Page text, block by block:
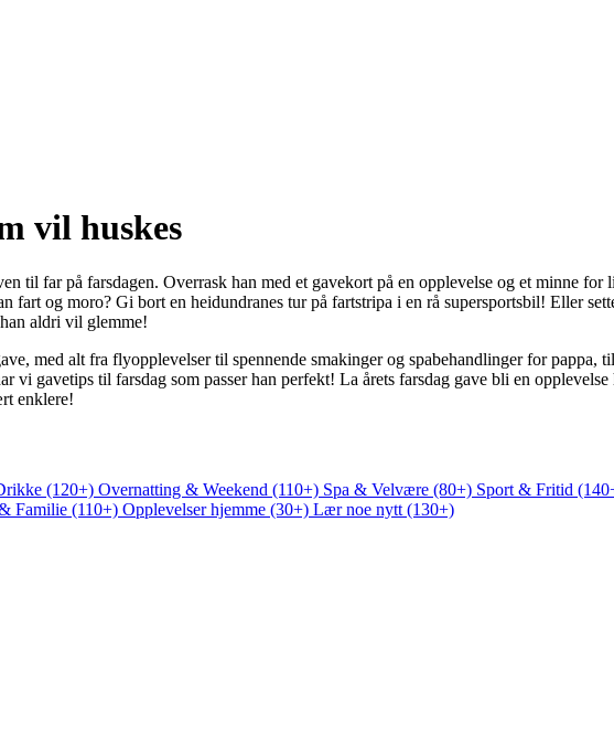
vil huskes
til far på farsdagen. Overrask han med et gavekort på en opplevelse og et minne
fart og moro? Gi bort en heidundranes tur på fartstripa i en rå supersportsbil! Eller
aldri vil glemme!
med alt fra flyopplevelser til spennende smakinger og spabehandlinger for pappa,
vi gavetips til farsdag som passer han perfekt! La årets farsdag gave bli en
enklere!
(120+) Overnatting & Weekend (110+) Spa & Velvære (80+) Sport & Fritid
Familie (110+) Opplevelser hjemme (30+) Lær noe nytt (130+)